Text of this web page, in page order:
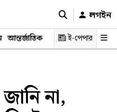
লগইন
আন্তর্জাতিক রাজনীতি স্বাস্থ্য শিক্ষা
ই-পেপার
না,